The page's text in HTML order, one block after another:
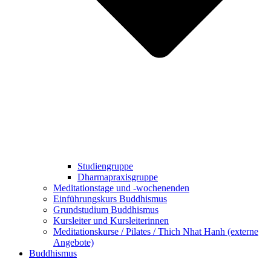
Studiengruppe
Dharmapraxisgruppe
Meditationstage und -wochenenden
Einführungskurs Buddhismus
Grundstudium Buddhismus
Kursleiter und Kursleiterinnen
Meditationskurse / Pilates / Thich Nhat Hanh (externe
Angebote)
Buddhismus